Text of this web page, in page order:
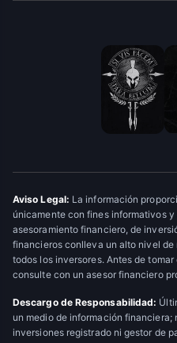
Aviso Legal: La información
únicamente con fines informativos
asesoramiento financiero, de
financieros conlleva un alto nivel de
todos los inversores. Antes de
consulte con un asesor financiero
Descargo de Responsabilidad:
un medio de información financiera;
inversiones registrado ni gestor de